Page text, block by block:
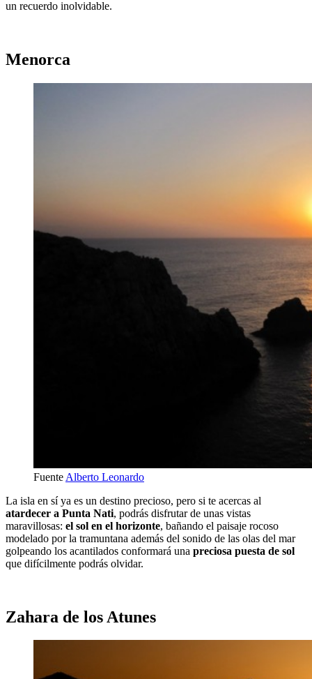
un recuerdo inolvidable.
Menorca
Fuente Alberto Leonardo
La isla en sí ya es un destino precioso, pero si te acercas al
atardecer a Punta Nati, podrás disfrutar de unas vistas
maravillosas: el sol en el horizonte, bañando el paisaje rocoso
modelado por la tramuntana además del sonido de las olas del mar
golpeando los acantilados conformará una preciosa puesta de sol
que difícilmente podrás olvidar.
Zahara de los Atunes